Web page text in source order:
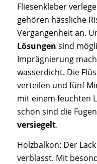
Fliesenkleber
gehören hässliche
Vergangenheit an.
Lösungen sind
Imprägnierung
wasserdicht. Die
verteilen und fünf
mit einem feuchten
schon sind die
versiegelt.
Holzbalkon: Der
verblasst. Mit